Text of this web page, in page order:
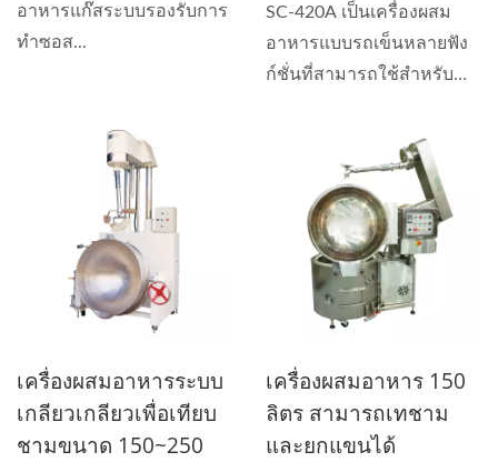
อาหารแก๊สระบบรองรับการ
ทำซอส...
SC-420A เป็นเครื่องผสม
อาหารแบบรถเข็นหลายฟัง
ก์ชั่นที่สามารถใช้สำหรับ
เครื่องผสมอาหารระบบ
เกลียวเกลียวเพื่อเทียบ
ชามขนาด 150~250
เครื่องผสมอาหาร 150
ลิตร สามารถเทชาม
และยกแขนได้